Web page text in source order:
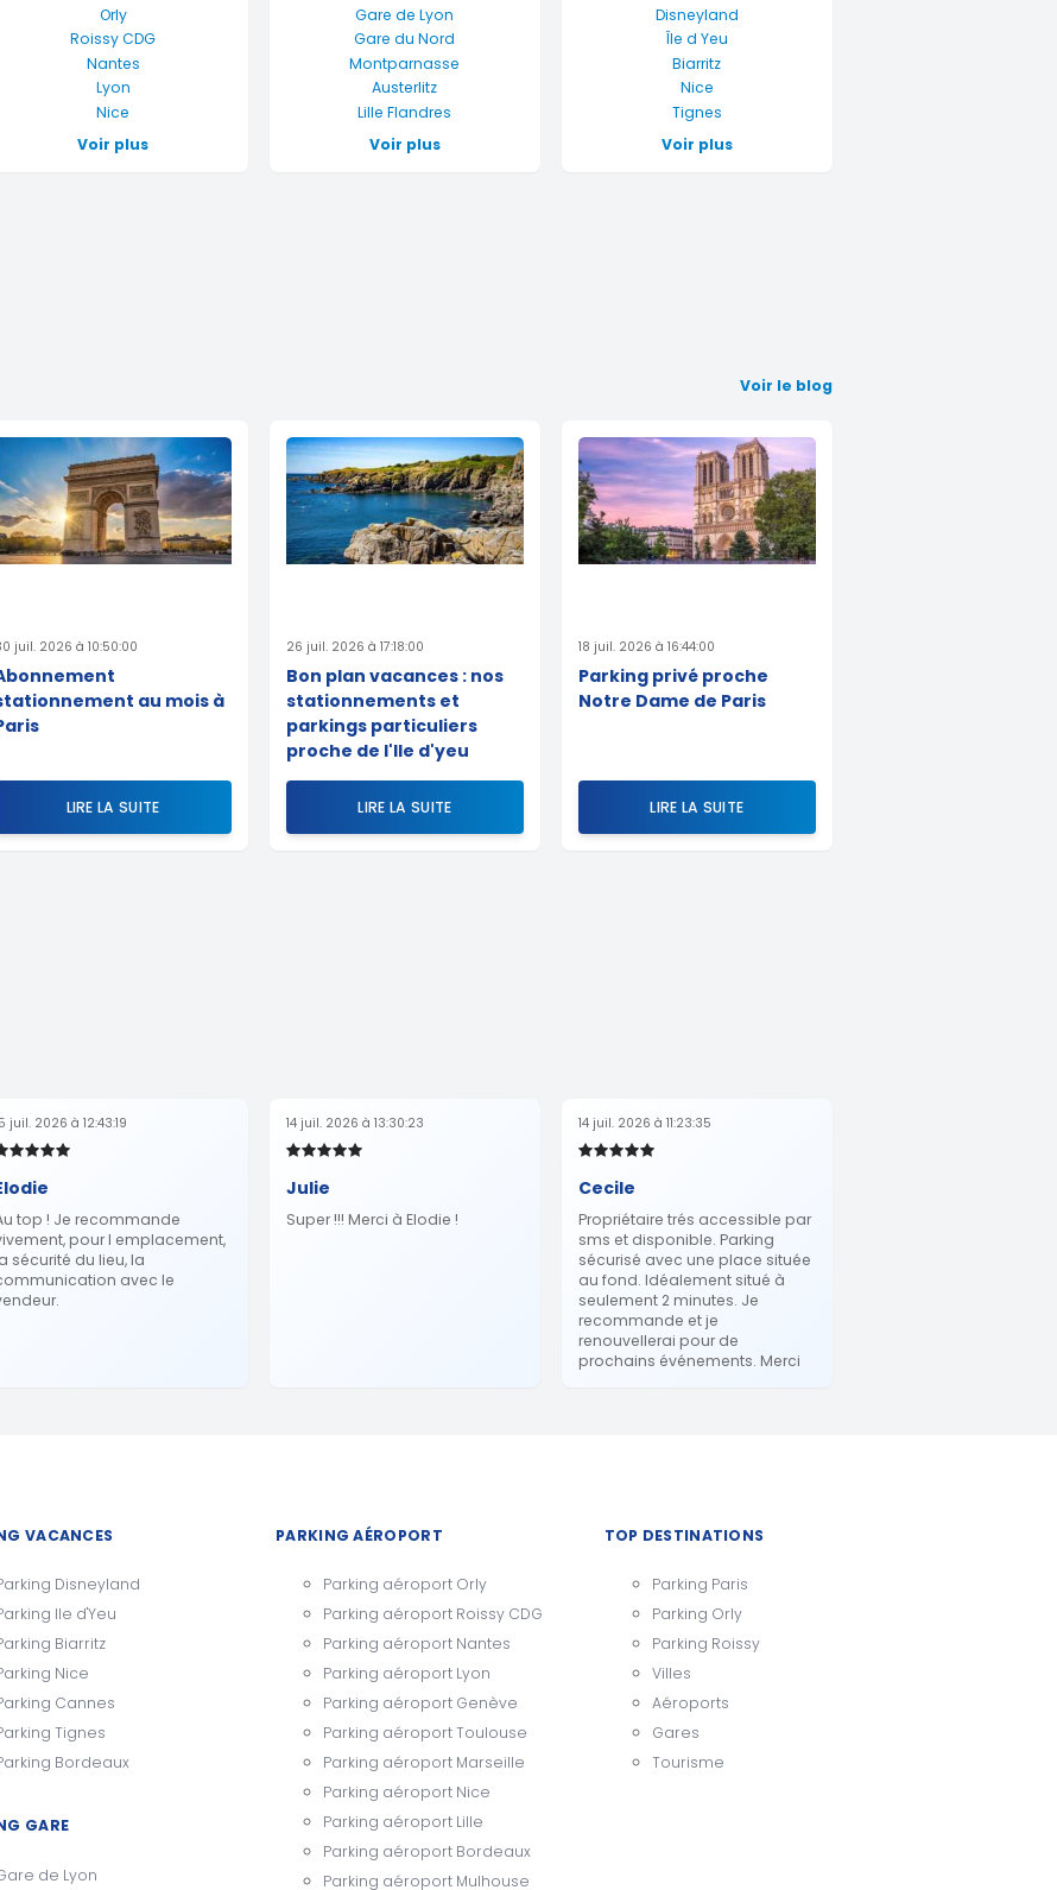
Orly
Roissy CDG
Nantes
Lyon
Nice
Voir plus
Gare de Lyon
Gare du Nord
Montparnasse
Austerlitz
Lille Flandres
Voir plus
Disneyland
Île d Yeu
Biarritz
Nice
Tignes
Voir plus
Voir le blog
juil. 2026 à 10:50:00
au mois à
LIRE LA SUITE
26 juil. 2026 à 17:18:00
Bon plan vacances : nos
stationnements et
parkings particuliers
proche de l'Ile d'yeu
LIRE LA SUITE
18 juil. 2026 à 16:44:00
Parking privé proche
Notre Dame de Paris
LIRE LA SUITE
juil. 2026 à 12:43:19
top ! Je recommande
pour l emplacement,
sécurité du lieu, la
avec le
14 juil. 2026 à 13:30:23
Julie
Super !!! Merci à Elodie !
14 juil. 2026 à 11:23:35
Cecile
Propriétaire trés accessible par
sms et disponible. Parking
sécurisé avec une place située
au fond. Idéalement situé à
seulement 2 minutes. Je
recommande et je
renouvellerai pour de
prochains événements. Merci
VACANCES
Disneyland
Ile d'Yeu
Biarritz
Nice
Cannes
Tignes
Bordeaux
GARE
de Lyon
PARKING AÉROPORT
Parking aéroport Orly
Parking aéroport Roissy CDG
Parking aéroport Nantes
Parking aéroport Lyon
Parking aéroport Genève
Parking aéroport Toulouse
Parking aéroport Marseille
Parking aéroport Nice
Parking aéroport Lille
Parking aéroport Bordeaux
Parking aéroport Mulhouse
TOP DESTINATIONS
Parking Paris
Parking Orly
Parking Roissy
Villes
Aéroports
Gares
Tourisme